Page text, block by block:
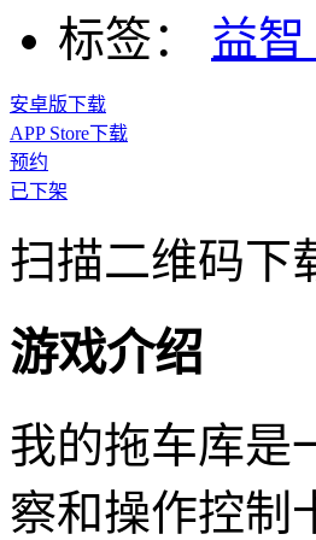
标签：
益智
安卓版下载
APP Store下载
预约
已下架
扫描二维码下
游戏介绍
我的拖车库是
察和操作控制